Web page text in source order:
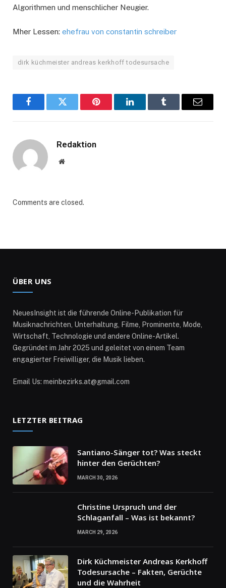
Algorithmen und menschlicher Neugier.
Mher Lessen: ehefrau von constantin schreiber
dirk küchmeister andreas kerkhoff todesursache
FacebookTwitter Pinterest LinkedInTumblr Email
Redaktion
Website
Comments are closed.
ÜBER UNS
NeuesInsight ist die führende Online-Publikation für
Musiknachrichten, Unterhaltung, Filme, Prominente, Mode,
Wirtschaft, Technologie und andere Online-Artikel.
Gegründet im Jahr 2025 und geleitet von einem Team
engagierter Freiwilliger, die Musik lieben.
Email Us: meinbezirks.at@gmail.com
LETZTER BEITRAG
Santiano-Sänger tot? Was steckt
hinter den Gerüchten?
MARCH 30, 2026
Christine Urspruch und der
Schlaganfall – Was ist bekannt?
MARCH 29, 2026
Dirk Küchmeister Andreas Kerkhoff
Todesursache – Fakten, Gerüchte
und die Wahrheit